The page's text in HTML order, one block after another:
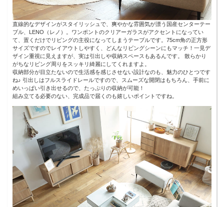
直線的なデザインがスタイリッシュで、爽やかな雰囲気が漂う国産センターテー
ブル、LENO（レノ）。ワンポントのクリアーガラスがアクセントになってい
て、置くだけでリビングの主役になってしまうテーブルです。75cm角の正方形
サイズですのでレイアウトしやすく、どんなリビングシーンにもマッチ！一見デ
ザイン重視に見えますが、実は引出しや収納スペースもあるんです。 散らかり
がちなリビング周りをスッキリ綺麗にしてくれますよ。
収納部分が目立たないので生活感を感じさせない設計なのも、魅力のひとつです
ね♪ 引出しはフルスライドレールですので、スムーズな開閉はもちろん、手前に
めいっぱい引き出せるので、たっぷりの収納が可能！
組み立てる必要のない、完成品で届くのも嬉しいポイントですね。